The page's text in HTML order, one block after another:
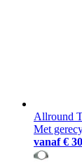
Allround
Met
vanaf €